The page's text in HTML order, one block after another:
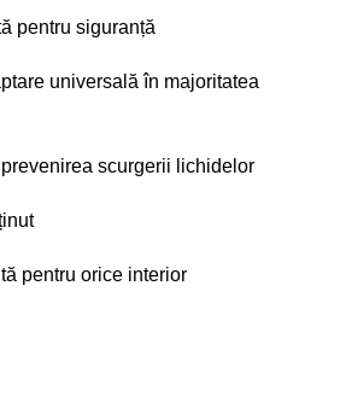
pentru siguranță
universală în majoritatea
scurgerii lichidelor
pentru orice interior